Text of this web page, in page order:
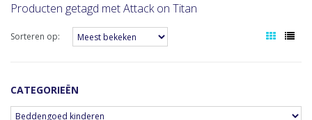
Producten getagd met Attack on Titan
Sorteren op:
CATEGORIEËN